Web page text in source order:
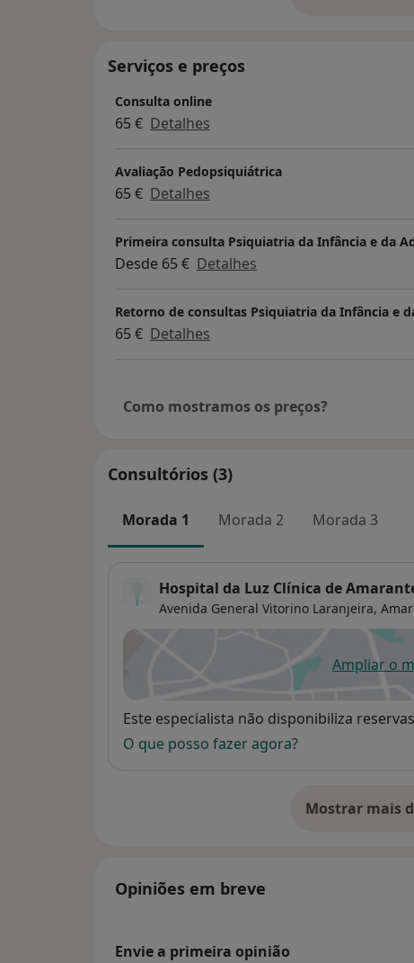
Serviços e preços
Consulta online
65 € Detalhes
Avaliação Pedopsiquiátrica
65 € Detalhes
Primeira consulta Psiquiatria da Infância e da
Desde 65 € Detalhes
Retorno de consultas Psiquiatria da Infância e
65 € Detalhes
Como mostramos os preços?
Consultórios (3)
Morada 1 Morada 2 Morada 3
Hospital da Luz Clínica de
Avenida General Vitorino Laranjeira,
Ampliar o
Disponibilidade
Este especialista não disponibiliza
O que posso fazer agora?
Mostrar mais
Opiniões em breve
Envie a primeira opinião